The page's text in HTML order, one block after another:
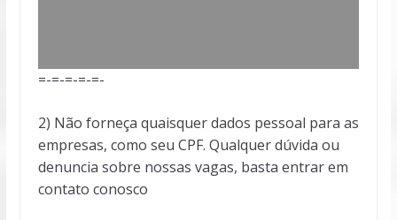
=-=-=-=-=-
2) Não forneça quaisquer dados pessoal para as
empresas, como seu CPF. Qualquer dúvida ou
denuncia sobre nossas vagas, basta entrar em
contato conosco